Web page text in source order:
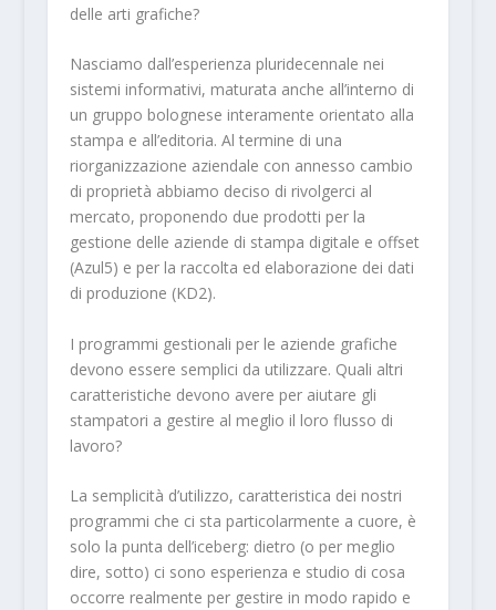
delle arti grafiche?
Nasciamo dall’esperienza pluridecennale nei
sistemi informativi, maturata anche all’interno di
un gruppo bolognese interamente orientato alla
stampa e all’editoria. Al termine di una
riorganizzazione aziendale con annesso cambio
di proprietà abbiamo deciso di rivolgerci al
mercato, proponendo due prodotti per la
gestione delle aziende di stampa digitale e offset
(Azul5) e per la raccolta ed elaborazione dei dati
di produzione (KD2).
I programmi gestionali per le aziende grafiche
devono essere semplici da utilizzare. Quali altri
caratteristiche devono avere per aiutare gli
stampatori a gestire al meglio il loro flusso di
lavoro?
La semplicità d’utilizzo, caratteristica dei nostri
programmi che ci sta particolarmente a cuore, è
solo la punta dell’iceberg: dietro (o per meglio
dire, sotto) ci sono esperienza e studio di cosa
occorre realmente per gestire in modo rapido e